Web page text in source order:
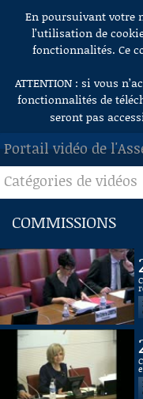
Aller au contenu
En poursuivant votre
l’utilisation de
fonctionnalités. Ce
ATTENTION : si vous
fonctionnalités de
seront pas
Portail vidéo de
ACCUEIL
EN DIRECT
À LA DEMANDE
RECHERCHE
AIDE À LA DÉCOUPE
DE VIDÉOS
Catégories de vidéos
COMMISSIONS